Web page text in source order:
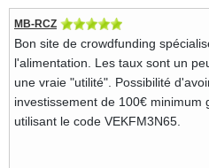
MB-RCZ
Bon site de crowdfunding
l'alimentation. Les taux sont un
une vraie "utilité". Possibilité
investissement de 100€ minimum
utilisant le code VEKFM3N65.